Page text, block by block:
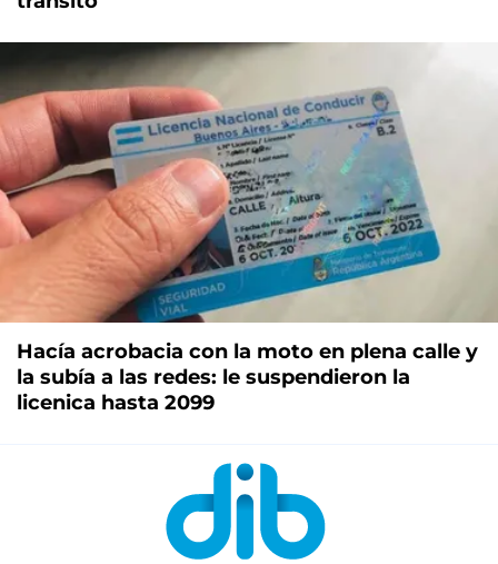
Hacía acrobacia con la moto en plena calle y
la subía a las redes: le suspendieron la
licenica hasta 2099